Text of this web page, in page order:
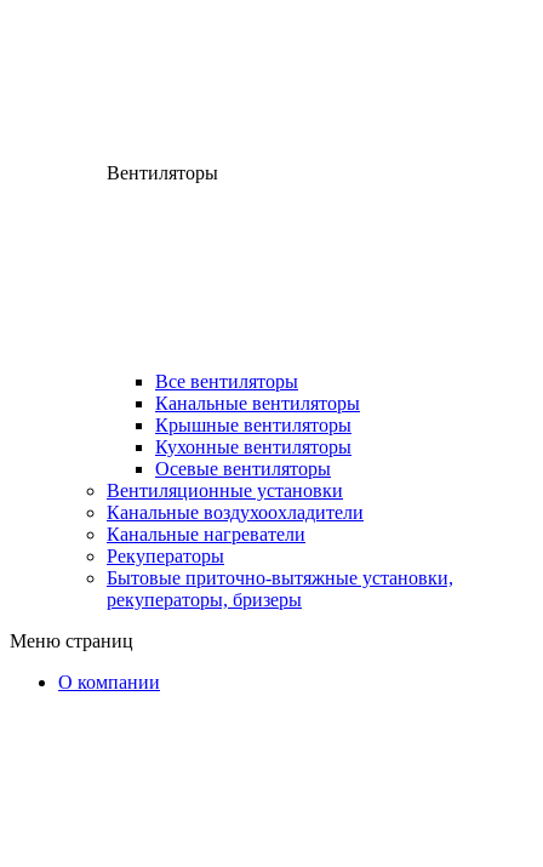
Вентиляторы
Все вентиляторы
Канальные вентиляторы
Крышные вентиляторы
Кухонные вентиляторы
Осевые вентиляторы
Вентиляционные установки
Канальные воздухоохладители
Канальные нагреватели
Рекуператоры
Бытовые приточно-вытяжные установки,
рекуператоры, бризеры
Меню страниц
О компании